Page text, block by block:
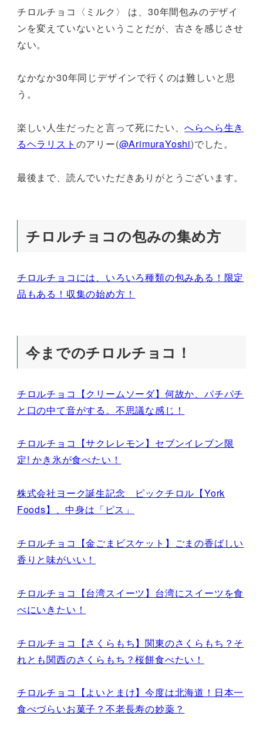
チロルチョコ〈ミルク〉 は、30年間包みのデザイ
ンを変えていないということだが、古さを感じさせ
ない。
なかなか30年同じデザインで行くのは難しいと思
う。
楽しい人生だったと言って死にたい、へらへら生き
るヘラリスト のアリー(@ArimuraYoshi)でした。
最後まで、読んでいただきありがとうございます。
チロルチョコの包みの集め方
チロルチョコには、いろいろ種類の包みある！限定
品もある！収集の始め方！
今までのチロルチョコ！
チロルチョコ【クリームソーダ】何故か、パチパチ
と口の中て音がする。不思議な感じ！
チロルチョコ【サクレレモン】セブンイレブン限
定! かき氷が食べたい！
株式会社ヨーク誕生記念 ピックチロル【York
Foods】、中身は「ピス」
チロルチョコ【金ごまビスケット】ごまの香ばしい
香りと味がいい！
チロルチョコ【台湾スイーツ】台湾にスイーツを食
べにいきたい！
チロルチョコ【さくらもち】関東のさくらもち？そ
れとも関西のさくらもち？桜餅食べたい！
チロルチョコ【よいとまけ】今度は北海道！日本一
食べづらいお菓子？不老長寿の妙薬？